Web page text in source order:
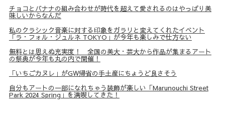
チョコとバナナの組み合わせが時代を超えて愛されるのはやっぱり美
味しいからなんだ
私のクラシック音楽に対する印象をガラリと変えてくれたイベント
「ラ・フォル・ジュルネ TOKYO」が今年も楽しみで仕方ない
無料とは思えぬ充実度！ 全国の美大・芸大から作品が集まるアート
の祭典が今年も丸の内で開催！
「いちごカヌレ」がGW帰省の手土産にちょうど良さそう
自分もアートの一部になれちゃう装飾が楽しい「Marunouchi Street
Park 2024 Spring」を満喫してきた！